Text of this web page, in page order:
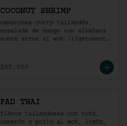
COCONUT SHRIMP
camarones curry tailandés,
ensalada de mango con albahaca
sobre arroz al wok.(ligeramente
$55.000
PAD THAI
fideos tailandeses con tofu,
camarón o pollo al wok, limón,